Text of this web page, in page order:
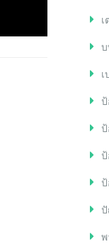
ป้
ป้
ป้
ป้